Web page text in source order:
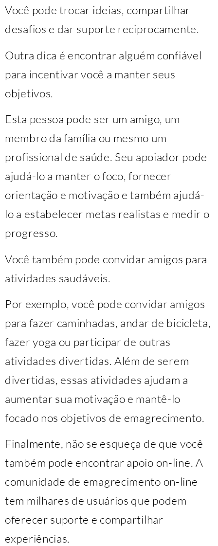
Você pode trocar ideias, compartilhar
desafios e dar suporte reciprocamente.
Outra dica é encontrar alguém confiável
para incentivar você a manter seus
objetivos.
Esta pessoa pode ser um amigo, um
membro da família ou mesmo um
profissional de saúde. Seu apoiador pode
ajudá-lo a manter o foco, fornecer
orientação e motivação e também ajudá-
lo a estabelecer metas realistas e medir o
progresso.
Você também pode convidar amigos para
atividades saudáveis.
Por exemplo, você pode convidar amigos
para fazer caminhadas, andar de bicicleta,
fazer yoga ou participar de outras
atividades divertidas. Além de serem
divertidas, essas atividades ajudam a
aumentar sua motivação e mantê-lo
focado nos objetivos de emagrecimento.
Finalmente, não se esqueça de que você
também pode encontrar apoio on-line. A
comunidade de emagrecimento on-line
tem milhares de usuários que podem
oferecer suporte e compartilhar
experiências.